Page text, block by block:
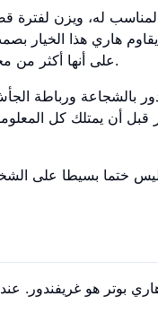
هاري هذا الخيار
على أنها أكثر من مجرد تسمية. إنها تعكس الصفات والاختيارات والقيم، وأحيانا الاتجاه الذي يريد الطالب أن ينمو نحوه.
بالشجاعة ورباطة
أن يمتلك كل
ختما بسيطا على
بوتر هو غريفندور.